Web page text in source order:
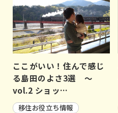
ここがいい！住んで感じ
る島田のよさ3選 ～
vol.2 ショッ…
移住お役立ち情報